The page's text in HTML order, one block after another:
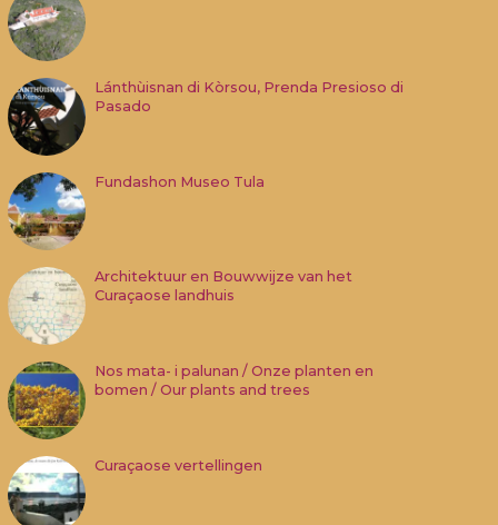
Lánthùisnan di Kòrsou, Prenda Presioso di
Pasado
Fundashon Museo Tula
Architektuur en Bouwwijze van het
Curaçaose landhuis
Nos mata- i palunan / Onze planten en
bomen / Our plants and trees
Curaçaose vertellingen